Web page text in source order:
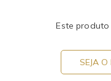
Este
SEJA O